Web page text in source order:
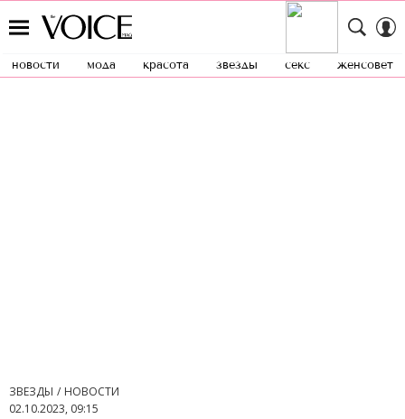
новости мода красота звезды секс женсовет
ЗВЕЗДЫ
НОВОСТИ
02.10.2023, 09:15